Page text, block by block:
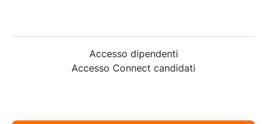
Accesso dipendenti
Accesso Connect candidati